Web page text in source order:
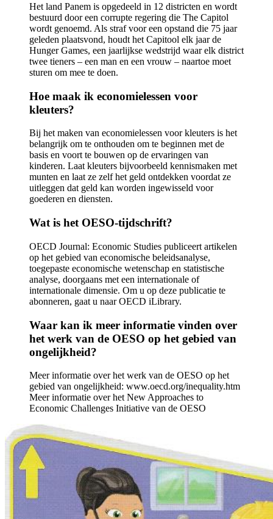
Het land Panem is opgedeeld in 12 districten en wordt
bestuurd door een corrupte regering die The Capitol
wordt genoemd. Als straf voor een opstand die 75 jaar
geleden plaatsvond, houdt het Capitool elk jaar de
Hunger Games, een jaarlijkse wedstrijd waar elk district
twee tieners – een man en een vrouw – naartoe moet
sturen om mee te doen.
Hoe maak ik economielessen voor
kleuters?
Bij het maken van economielessen voor kleuters is het
belangrijk om te onthouden om te beginnen met de
basis en voort te bouwen op de ervaringen van
kinderen. Laat kleuters bijvoorbeeld kennismaken met
munten en laat ze zelf het geld ontdekken voordat ze
uitleggen dat geld kan worden ingewisseld voor
goederen en diensten.
Wat is het OESO-tijdschrift?
OECD Journal: Economic Studies publiceert artikelen
op het gebied van economische beleidsanalyse,
toegepaste economische wetenschap en statistische
analyse, doorgaans met een internationale of
internationale dimensie. Om u op deze publicatie te
abonneren, gaat u naar OECD iLibrary.
Waar kan ik meer informatie vinden over
het werk van de OESO op het gebied van
ongelijkheid?
Meer informatie over het werk van de OESO op het
gebied van ongelijkheid: www.oecd.org/inequality.htm
Meer informatie over het New Approaches to
Economic Challenges Initiative van de OESO